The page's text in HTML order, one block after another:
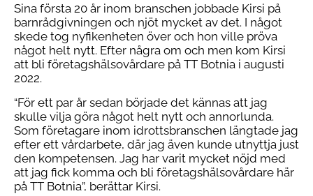
Sina första 20 år inom branschen jobbade Kirsi på
barnrådgivningen och njöt mycket av det. I något
skede tog nyfikenheten över och hon ville pröva
något helt nytt. Efter några om och men kom Kirsi
att bli företagshälsovårdare på TT Botnia i augusti
2022.
“För ett par år sedan började det kännas att jag
skulle vilja göra något helt nytt och annorlunda.
Som företagare inom idrottsbranschen längtade jag
efter ett vårdarbete, där jag även kunde utnyttja just
den kompetensen. Jag har varit mycket nöjd med
att jag fick komma och bli företagshälsovårdare här
på TT Botnia”, berättar Kirsi.